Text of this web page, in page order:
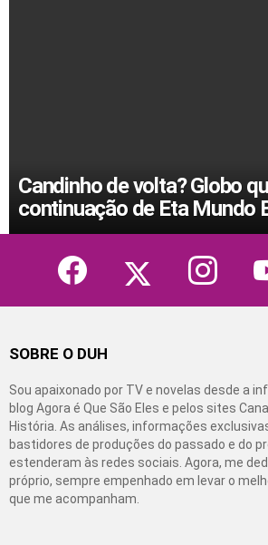
Candinho de volta? Globo
continuação de Eta Mundo
facebook instagram
SOBRE O DUH
Sou apaixonado por TV e novelas desde a
blog Agora é Que São Eles e pelos sites
História. As análises, informações
bastidores de produções do passado e do
estenderam às redes sociais. Agora, me
próprio, sempre empenhado em levar o
que me acompanham.